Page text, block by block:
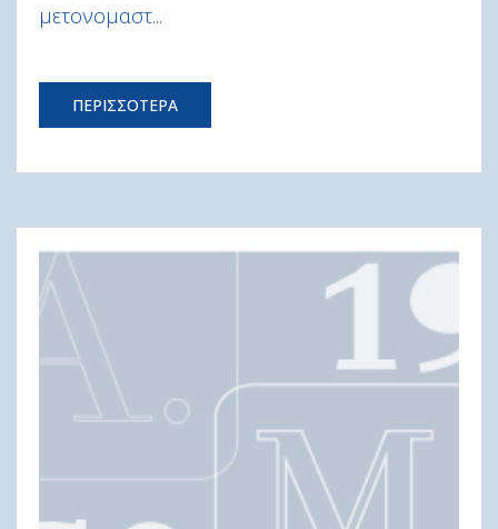
μετονομαστ...
ΠΕΡΙΣΣΟΤΕΡΑ